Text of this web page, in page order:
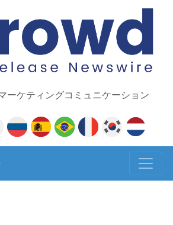
ーケティングコミュニケーション